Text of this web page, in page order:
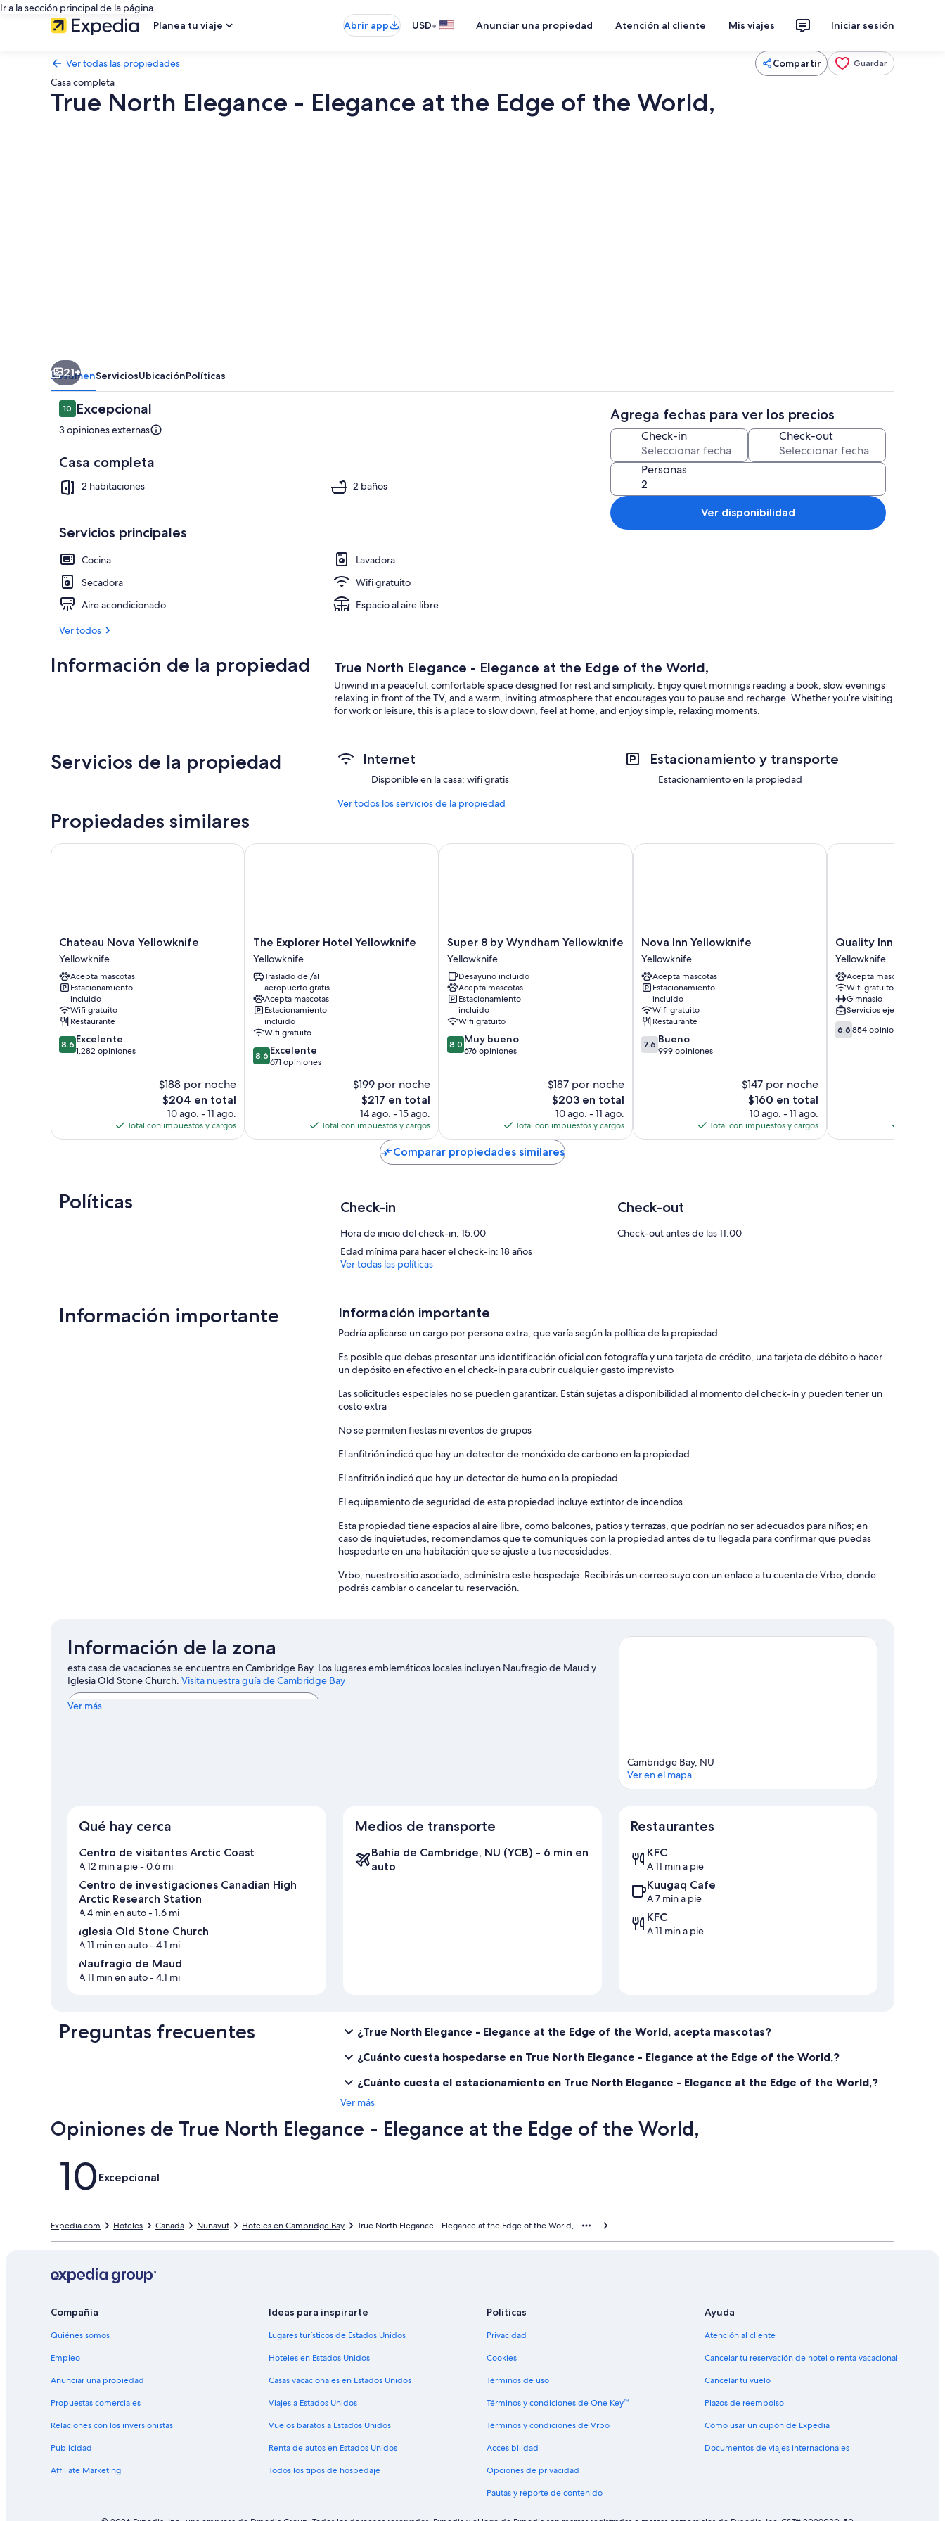
Ir a la sección principal de la página
Planea tu viaje
Abrir app USD• Anunciar una propiedad Atención al cliente Mis viajes Iniciar sesión
Ver todas las propiedades Compartir Guardar
Casa completa
True North Elegance - Elegance at the Edge of the World,
Edge
of
the
World,
Áreas de la propiedad
2 habitaciones, escritorio, tabla de
21+
ResumenServiciosUbicaciónPolíticas
Opiniones
1010 de 10,
Excepcional
3 opiniones externas
Casa completa
2 habitaciones 2 baños
Servicios principales
Cocina
Lavadora
Secadora
Wifi gratuito
Aire acondicionado
Espacio al aire libre
Ver todos
Agrega fechas para ver los precios
Check-in Check-out
Personas
Ver disponibilidad
Información de la propiedad True North Elegance - Elegance at the Edge of the World,
Unwind in a peaceful, comfortable space designed for rest and simplicity. Enjoy quiet mornings reading a book, slow evenings
relaxing in front of the TV, and a warm, inviting atmosphere that encourages you to pause and recharge. Whether you’re visiting
for work or leisure, this is a place to slow down, feel at home, and enjoy simple, relaxing moments.
Servicios de la propiedad Internet
Disponible en la casa: wifi gratis
Estacionamiento y transporte
Estacionamiento en la propiedad
Ver todos los servicios de la propiedad
Propiedades similares
Chateau
Nova
Yellowknife
Yellowknife
Chateau Nova Yellowknife
Yellowknife
Acepta mascotas
Estacionamiento
incluido
Wifi gratuito
Restaurante
8.6
de
8.6 Excelente
1,282 opiniones
$188 por noche
El
precio
actual
es
$204 en total
10 ago. - 11 ago.
Total con impuestos y cargos
Chateau Nova Yellowknife
The
Explorer
Hotel
Yellowknife
Yellowknife
The Explorer Hotel Yellowknife
Yellowknife
Traslado del/al
aeropuerto gratis
Acepta mascotas
Estacionamiento
incluido
Wifi gratuito
8.6
de
8.6 Excelente
671 opiniones
$199 por noche
El
precio
actual
es
$217 en total
14 ago. - 15 ago.
Total con impuestos y cargos
The Explorer Hotel Yellowknife
Super
8
by
Wyndham
Yellowknife
Yellowknife
Super 8 by Wyndham Yellowknife
Yellowknife
Desayuno incluido
Acepta mascotas
Estacionamiento
incluido
Wifi gratuito
8.0
de
8.0 Muy bueno
676 opiniones
$187 por noche
El
precio
actual
es
de
$203
$203 en total
10 ago. - 11 ago.
Total con impuestos y cargos
Super 8 by Wyndham Yellowknife
Nova
Inn
Yellowknife
Yellowknife
Nova Inn Yellowknife
Yellowknife
Acepta mascotas
Estacionamiento
incluido
Wifi gratuito
Restaurante
7.6
de
7.6 Bueno
999 opiniones
$147 por noche
El
precio
actual
es
$160 en total
10 ago. - 11 ago.
Total con impuestos y cargos
Nova Inn Yellowknife
Quality
Inn
&
Suites
Yellowknife
Yellowknife
Quality Inn & Suites
Yellowknife
Acepta mascotas
Wifi gratuito
Gimnasio
Servicios ejecutivos
6.6
de
6.6 854 opiniones
Quality Inn & Suites
Comparar propiedades similares
Políticas Check-in
Hora de inicio del check-in: 15:00
Edad mínima para hacer el check-in: 18 años
Check-out
Check-out antes de las 11:00
Ver todas las políticas
Información importante Información importante
Podría aplicarse un cargo por persona extra, que varía según la política de la propiedad
Es posible que debas presentar una identificación oficial con fotografía y una tarjeta de crédito, una tarjeta de débito o hacer
un depósito en efectivo en el check-in para cubrir cualquier gasto imprevisto
Las solicitudes especiales no se pueden garantizar. Están sujetas a disponibilidad al momento del check-in y pueden tener un
costo extra
No se permiten fiestas ni eventos de grupos
El anfitrión indicó que hay un detector de monóxido de carbono en la propiedad
El anfitrión indicó que hay un detector de humo en la propiedad
El equipamiento de seguridad de esta propiedad incluye extintor de incendios
Esta propiedad tiene espacios al aire libre, como balcones, patios y terrazas, que podrían no ser adecuados para niños; en
caso de inquietudes, recomendamos que te comuniques con la propiedad antes de tu llegada para confirmar que puedas
hospedarte en una habitación que se ajuste a tus necesidades.
Vrbo, nuestro sitio asociado, administra este hospedaje. Recibirás un correo suyo con un enlace a tu cuenta de Vrbo, donde
podrás cambiar o cancelar tu reservación.
Información de la zona
esta casa de vacaciones se encuentra en Cambridge Bay. Los lugares emblemáticos locales incluyen Naufragio de Maud y
Iglesia Old Stone Church. Visita nuestra guía de Cambridge Bay
Ver más casas de vacaciones en Cambridge Bay
Ver más
Cambridge Bay, NU
Ver en el mapa
Qué hay cerca
Centro de visitantes Arctic Coast
A 12 min a pie- 0.6 mi
Centro de investigaciones Canadian High
Arctic Research Station
A 4 min en auto- 1.6 mi
Iglesia Old Stone Church
A 11 min en auto- 4.1 mi
Naufragio de Maud
A 11 min en auto- 4.1 mi
Medios de transporte
Bahía de Cambridge, NU (YCB) - 6 min en
auto
Restaurantes
KFC
A 11 min a pie
Kuugaq Cafe
A 7 min a pie
KFC
A 11 min a pie
Preguntas frecuentes
¿True North Elegance - Elegance at the Edge of the World, acepta mascotas?
¿Cuánto cuesta hospedarse en True North Elegance - Elegance at the Edge of the World,?
¿Cuánto cuesta el estacionamiento en True North Elegance - Elegance at the Edge of the World,?
Ver más
Opiniones de True North Elegance - Elegance at the Edge of the World,
Opiniones
10Excepcional
True North Elegance - Elegance at the Edge of the World,
Hoteles en Cambridge Bay
Nunavut
Canadá
Hoteles
Expedia.com
Compañía
Quiénes somos
Empleo
Anunciar una propiedad
Propuestas comerciales
Relaciones con los inversionistas
Publicidad
Affiliate Marketing
Ideas para inspirarte
Lugares turísticos de Estados Unidos
Hoteles en Estados Unidos
Casas vacacionales en Estados Unidos
Viajes a Estados Unidos
Vuelos baratos a Estados Unidos
Renta de autos en Estados Unidos
Todos los tipos de hospedaje
Políticas
Privacidad
Cookies
Términos de uso
Términos y condiciones de One Key™
Términos y condiciones de Vrbo
Accesibilidad
Opciones de privacidad
Pautas y reporte de contenido
Ayuda
Atención al cliente
Cancelar tu reservación de hotel o renta vacacional
Cancelar tu vuelo
Plazos de reembolso
Cómo usar un cupón de Expedia
Documentos de viajes internacionales